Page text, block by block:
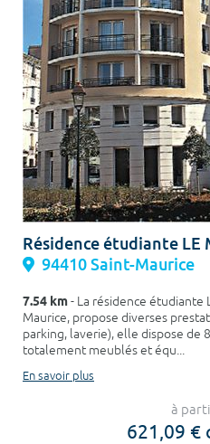
Résidence étudiante LE
94410 Saint-Maurice
7.54 km- La résidence étudiante
Maurice, propose diverses
parking, laverie), elle dispose de
totalement meublés et équ...
En savoir plus
à
621,09 €